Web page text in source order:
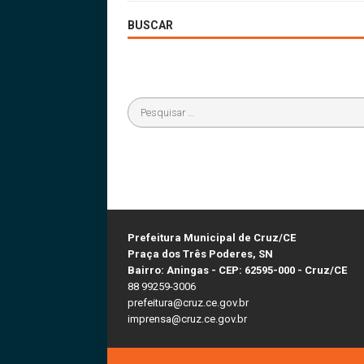
BUSCAR
Prefeitura Municipal de Cruz/CE
Praça dos Três Poderes, SN
Bairro: Aningas - CEP: 62595-000 - Cruz/CE
88 99259-3006
prefeitura@cruz.ce.gov.br
imprensa@cruz.ce.gov.br